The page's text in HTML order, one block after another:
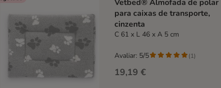
Vetbed® Almofada de polar
para caixas de transporte,
cinzenta
C 61 x L 46 x A 5 cm
19,19 €
Avaliar: 5/5 (1)